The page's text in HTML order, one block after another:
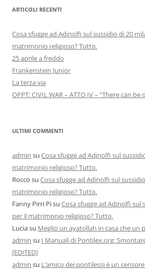
ARTICOLI RECENTI
Cosa sfugge ad Adinolfi sul sussidio di 20
matrimonio religioso? Tutto.
25 aprile a freddo
Frankenstein Junior
La terza via
OPPT: CIVIL WAR – ATTO IV – “There can
ULTIMI COMMENTI
admin su Cosa sfugge ad Adinolfi sul
matrimonio religioso? Tutto.
Rocco su Cosa sfugge ad Adinolfi sul
matrimonio religioso? Tutto.
Fanny Pirri Pisu Cosa sfugge ad Adinolfi sul
per il matrimonio religioso? Tutto.
Luciasu Meglio un ayatollah in casa che un
admin su I Manuali di Pontilex.org:
[EDITED]
admin su L’amico dei pontilessi è un